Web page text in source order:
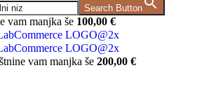
Search Button
vam manjka še 100,00 €
vam manjka še200,00€